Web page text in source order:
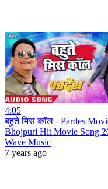
4:05
बहुते मिस कॉल - Pardes
Bhojpuri Hit Movie Song
Wave Music
7 years ago